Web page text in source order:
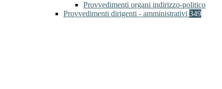
Provvedimenti organi indirizzo-politico
Provvedimenti dirigenti - amministrativi 349